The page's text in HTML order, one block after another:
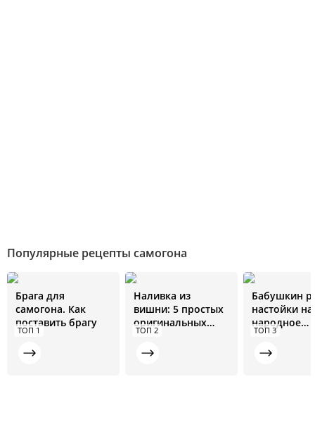
Популярные рецепты самогона
ТОП 1
Брага для
самогона. Как
поставить брагу
ТОП 2
Наливка из
вишни: 5 простых
оригинальных
рецептов
ТОП 3
Бабушкин
настойки
народное
средство от
болезней